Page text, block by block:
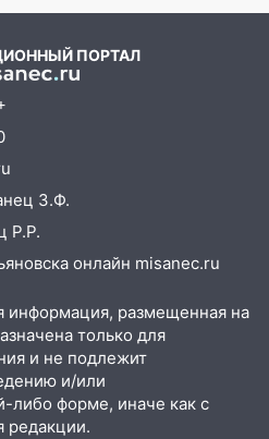
Ульяновской
до 1 июля
и обращение
3, Евро 4
автомобиль
в Ульяновске
области
опасность
районе утонул
ПОРТАЛ
З.Ф.
Р.Р.
онлайн misanec.ru
информация, размещенная на
только для
и не подлежит
и/или
либо форме, иначе как с
редакции.